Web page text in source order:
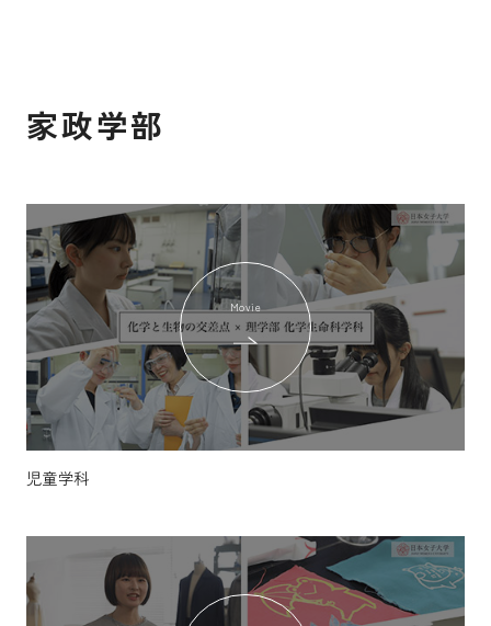
家政学部
Movie
児童学科